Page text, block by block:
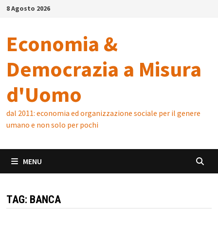
Skip8 Agosto 2026
Economia &
Democrazia a Misura
d'Uomo
dal 2011: economia ed organizzazione sociale per il genere
umano e non solo per pochi
MENU
TAG: BANCA